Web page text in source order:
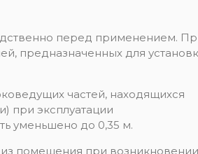
перед применением.
предназначенных для
частей, находящихся
при эксплуатации
уменьшено до 0,35 м.
помещения при возникновении